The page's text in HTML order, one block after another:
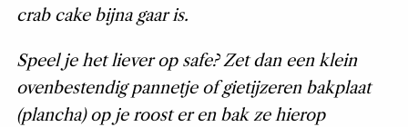
crab cake bijna gaar is.
Speel je het liever op safe? Zet dan een klein
ovenbestendig pannetje of gietijzeren bakplaat
(plancha) op je roost er en bak ze hierop